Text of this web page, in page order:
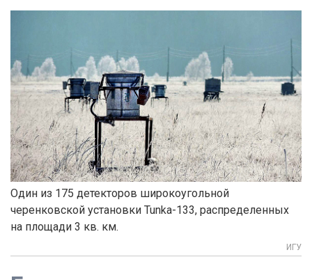
Один из 175 детекторов широкоугольной
черенковской установки Tunka-133, распределенных
на площади 3 кв. км.
ИГУ